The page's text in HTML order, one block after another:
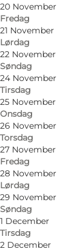
20 November
Fredag
21 November
Lørdag
22 November
Søndag
24 November
Tirsdag
25 November
Onsdag
26 November
Torsdag
27 November
Fredag
28 November
Lørdag
29 November
Søndag
1 December
Tirsdag
2 December
Mig
Find vej
5800